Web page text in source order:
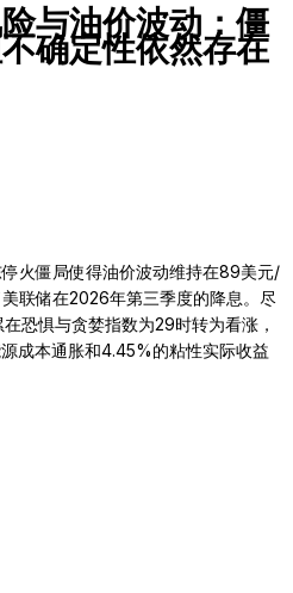
与油价波动：僵
确定性依然存在
火僵局使得油价波动维持在89美元/
联储在2026年第三季度的降息。尽
恐惧与贪婪指数为29时转为看涨，
成本通胀和4.45%的粘性实际收益